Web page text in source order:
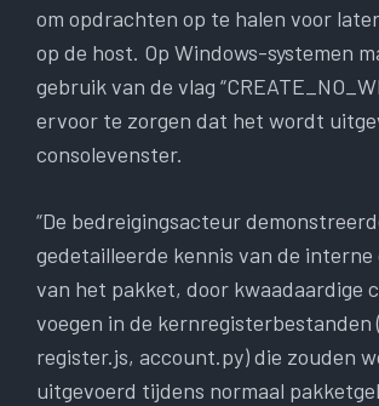
om opdrachten op te halen voor
op de host. Op Windows-systemen
gebruik van de vlag
ervoor te zorgen dat het wordt
consolevenster.
“De bedreigingsacteur
gedetailleerde kennis van de interne
van het pakket, door kwaadaardige
voegen in de kernregisterbestanden
register.js, account.py) die zouden
uitgevoerd tijdens normaal